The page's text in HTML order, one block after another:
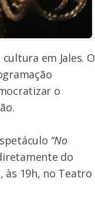
em Jales. O
o
“No
do
às 19h, no Teatro